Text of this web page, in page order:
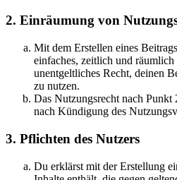
2. Einräumung von
Mit dem Erstellen eines
einfaches, zeitlich und räumlich
unentgeltliches Recht, deinen
zu nutzen.
Das Nutzungsrecht nach
nach Kündigung des
3. Pflichten des Nutzers
Du erklärst mit der Erstellung